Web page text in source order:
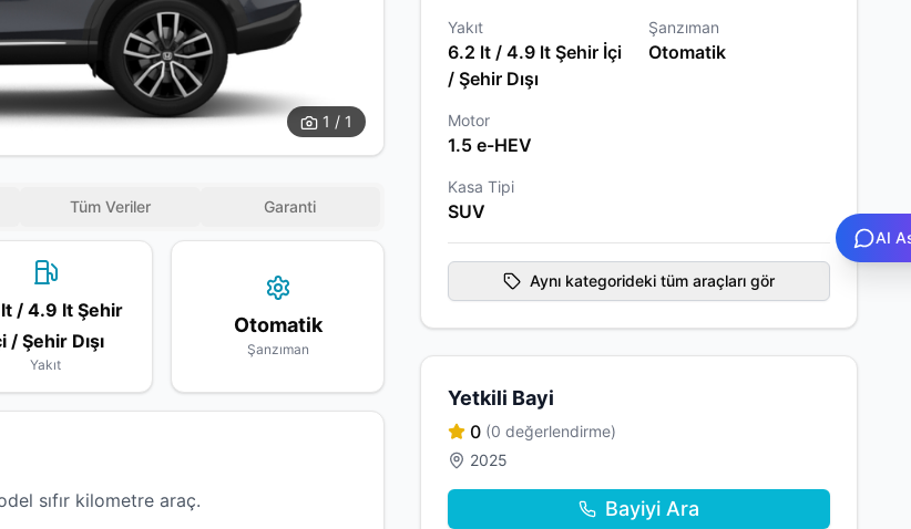
1 / 1
Tüm Veriler Garanti
/ 4.9 lt Şehir
/ Şehir Dışı
Yakıt
Otomatik
Şanzıman
sıfır kilometre araç.
Yakıt
6.2 lt / 4.9 lt Şehir İçi
/ Şehir Dışı
Şanzıman
Otomatik
Motor
1.5 e-HEV
Kasa Tipi
SUV
Aynı kategorideki tüm araçları gör
Yetkili Bayi
0 (0 değerlendirme)
2025
Bayiyi Ara
AI